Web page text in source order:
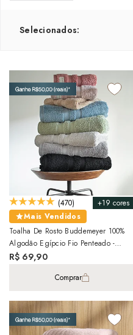
Selecionados:
+19 cores
(470)
Mais Vendidos
Toalha De Rosto Buddemeyer 100%
Algodão Egípcio Fio Penteado -
Gramatura: 550g/m²
R$ 69,90
Comprar